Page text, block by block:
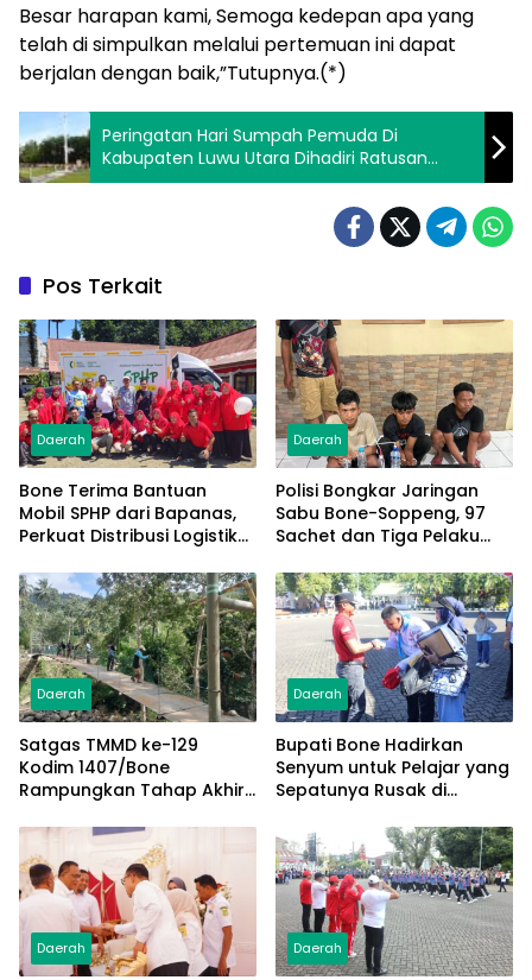
Besar harapan kami, Semoga kedepan apa yang
telah di simpulkan melalui pertemuan ini dapat
berjalan dengan baik,”Tutupnya.(*)
Peringatan Hari Sumpah Pemuda Di
Kabupaten Luwu Utara Dihadiri Ratusan
Peserta Berpakaian Adat Nusantara
Pos Terkait
Daerah
Bone Terima Bantuan
Mobil SPHP dari Bapanas,
Perkuat Distribusi Logistik
Daerah
Polisi Bongkar Jaringan
Sabu Bone-Soppeng, 97
Sachet dan Tiga Pelaku
Daerah
Satgas TMMD ke-129
Kodim 1407/Bone
Rampungkan Tahap Akhir
Pattuku, Jaring Pengaman
Mulai Terpasang
Daerah
Bupati Bone Hadirkan
Senyum untuk Pelajar yang
Sepatunya Rusak di
Kemerdekaan
Daerah Daerah